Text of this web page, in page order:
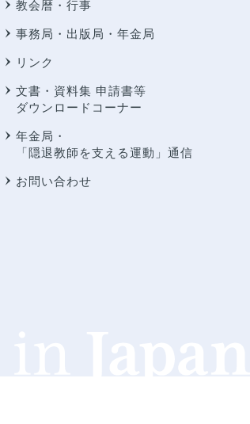
教会暦・行事
事務局・出版局・年金局
リンク
文書・資料集 申請書等
ダウンロードコーナー
年金局・
「隠退教師を支える運動」通信
お問い合わせ